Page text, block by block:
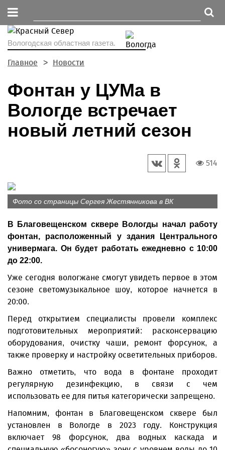
Вологодская областная газета.
Главное Новости
Фонтан у ЦУМа в
Вологде встречает
новый летний сезон
514
Фото со страницы Сергея Жестянникова в ВК
В Благовещенском сквере Вологды начал работу
фонтан, расположенный у здания Центрального
универмага. Он будет работать ежедневно с 10:00
до 22:00.
Уже сегодня вологжане смогут увидеть первое в этом
сезоне светомузыкальное шоу, которое начнется в
20:00.
Перед открытием специалисты провели комплекс
подготовительных мероприятий: расконсервацию
оборудования, очистку чаши, ремонт форсунок, а
также проверку и настройку осветительных приборов.
Важно отметить, что вода в фонтане проходит
регулярную дезинфекцию, в связи с чем
использовать ее для питья категорически запрещено.
Напомним, фонтан в Благовещенском сквере был
установлен в Вологде в 2023 году. Конструкция
включает 98 форсунок, два водных каскада и